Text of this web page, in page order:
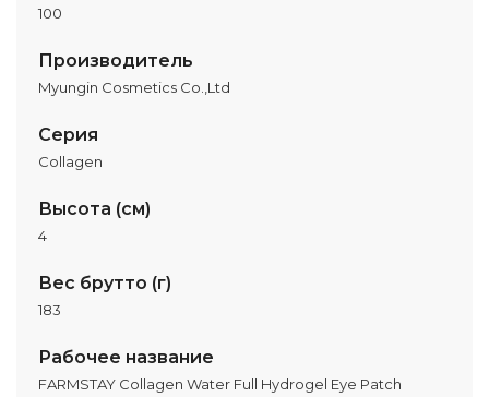
100
Производитель
Myungin Cosmetics Co.,Ltd
Серия
Collagen
Высота (см)
4
Вес брутто (г)
183
Рабочее название
FARMSTAY Collagen Water Full Hydrogel Eye Patch